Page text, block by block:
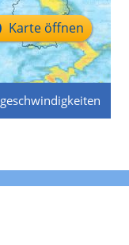
Karte öffnen